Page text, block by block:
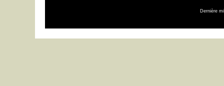
Dernière